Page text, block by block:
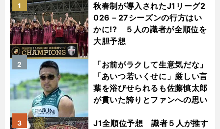
秋春制が導入されたJ1リーグ2
026－27シーズンの行方はい
かに!? ５人の識者が全順位を
大胆予想
1
「お前がラクして生意気だな」
「あいつ若いくせに」厳しい言
葉を浴びせられるも佐藤慎太郎
が貫いた誇りとファンへの思い
2
J1全順位予想 識者５人が推す
3